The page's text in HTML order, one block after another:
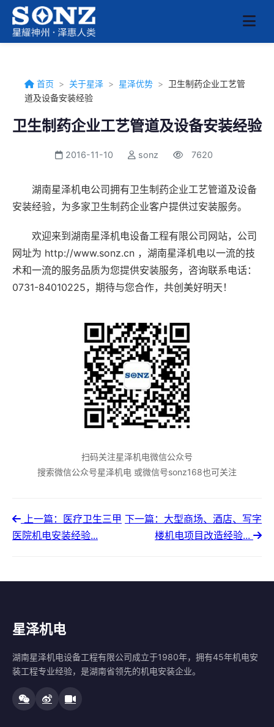
首页 > 关于星泽 > 星泽优势 > 卫生制药企业工艺管
道及设备安装经验
卫生制药企业工艺管道及设备安装经验
2016-11-10 sonz 7620
湖南星泽机电公司拥有卫生制药企业工艺管道及设备
安装经验，为多家卫生制药企业客户提供过安装服务。
欢迎来到湖南星泽机电设备工程有限公司网站，公司
网址为 http://www.sonz.cn ，湖南星泽机电以一流的技
术和一流的服务品质为您提供安装服务，咨询联系电话：
0731-84010225，期待与您合作，共创美好明天！
扫码关注星泽机电微信公众号
搜索微信公众号星泽机电 或微信号sonz168也可关注
上一篇：医疗卫生三甲
医院机电安装经验...
下一篇：大型商场、酒店、写字
楼机电项目改造经验...
星泽机电
湖南星泽机电设备工程有限公司成立于1980年，拥有45年机电安
装工程专业经验，是湖南省领先的机电安装企业。